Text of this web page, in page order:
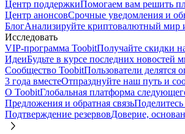
Центр поддержкиПомогаем вам решить
Центр анонсовСрочные уведомления и
БлогАнализируйте криптовалютный мир
Исследовать
VIP-программа ToobitПолучайте скидки
ИдеиБудьте в курсе последних новостей
Сообщество ToobitПользователи
3 года вместеОтпразднуйте наш путь и
О ToobitГлобальная платформа
Предложения и обратная связь
Подтверждение резервовДоверие,